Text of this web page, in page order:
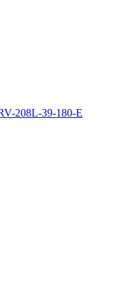
208L-39-180-E